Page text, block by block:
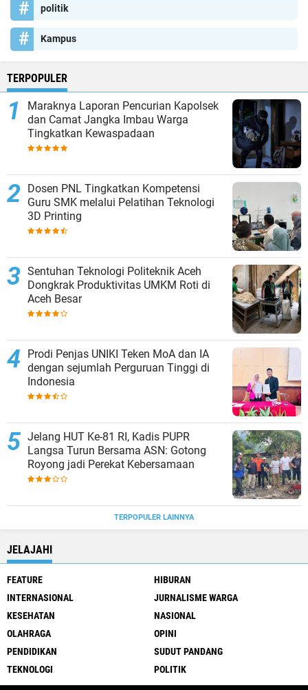
politik
Kampus
TERPOPULER
Maraknya Laporan Pencurian Kapolsek
dan Camat Jangka Imbau Warga
Tingkatkan Kewaspadaan
Dosen PNL Tingkatkan Kompetensi
Guru SMK melalui Pelatihan Teknologi
3D Printing
Sentuhan Teknologi Politeknik Aceh
Dongkrak Produktivitas UMKM Roti di
Aceh Besar
Prodi Penjas UNIKI Teken MoA dan IA
dengan sejumlah Perguruan Tinggi di
Indonesia
Jelang HUT Ke-81 RI, Kadis PUPR
Langsa Turun Bersama ASN: Gotong
Royong jadi Perekat Kebersamaan
TERPOPULER LAINNYA
JELAJAHI
FEATURE
HIBURAN
INTERNASIONAL
JURNALISME WARGA
KESEHATAN
NASIONAL
OLAHRAGA
OPINI
PENDIDIKAN
SUDUT PANDANG
TEKNOLOGI
POLITIK